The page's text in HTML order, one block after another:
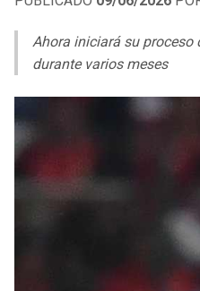
Ahora iniciará su proceso
durante varios meses